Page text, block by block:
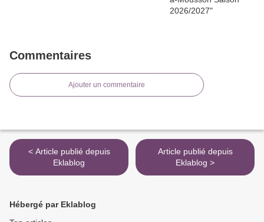
Commentaires
Ajouter un commentaire
< Article publié depuis
Eklablog
Article publié depuis
Eklablog >
Hébergé par Eklablog